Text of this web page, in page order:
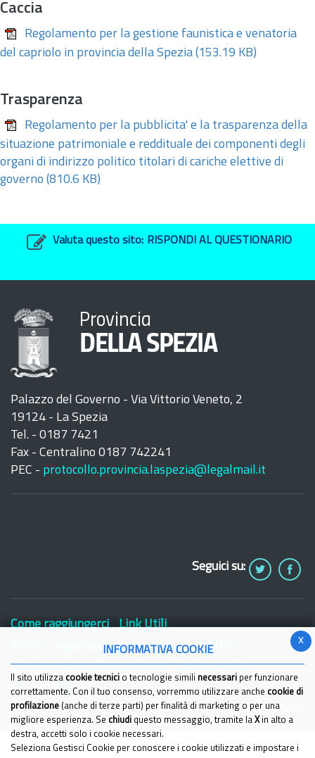
Caccia
Regolamento per la gestione faunistica e venatoria
del capriolo in provincia della Spezia (153.19 KB)
Trasparenza
Regolamento per la pubblicita' e la trasparenza della
situazione patrimoniale e reddituale dei componenti degli
organi di indirizzo politico titolari di cariche elettive di
governo (810.6 KB)
Valuta questo sito: RISPONDI AL QUESTIONARIO
Provincia
DELLA SPEZIA
Palazzo del Governo - Via Vittorio Veneto, 2
19124 - La Spezia
Tel. - 0187 7421
Fax - Centralino 0187 742241
PEC - protocollo.provincia.laspezia@legalmail.it
Seguici su:
Come raggiungerci
Link Utili
IBAN e pagamenti informatici
Partita Iva
Dichiarazione di Accessibilita'
Cookies Policy
Privacy Policy
© 2021 Provincia della Spezia - Tutti i diritti riservati
x
INFORMATIVA COOKIE
Il sito utilizza cookie tecnici o tecnologie simili necessari per funzionare
correttamente. Con il tuo consenso, vorremmo utilizzare anche cookie di
profilazione (anche di terze parti) per finalità di marketing o per una
migliore esperienza. Se chiudi questo messaggio, tramite la Xin alto a
destra, accetti solo i cookie necessari.
Seleziona Gestisci Cookie per conoscere i cookie utilizzati e impostare i